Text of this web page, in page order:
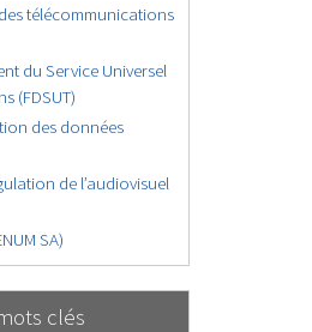
télécommunications
du Service Universel
(FDSUT)
des données
de l’audiovisuel
SA)
clés